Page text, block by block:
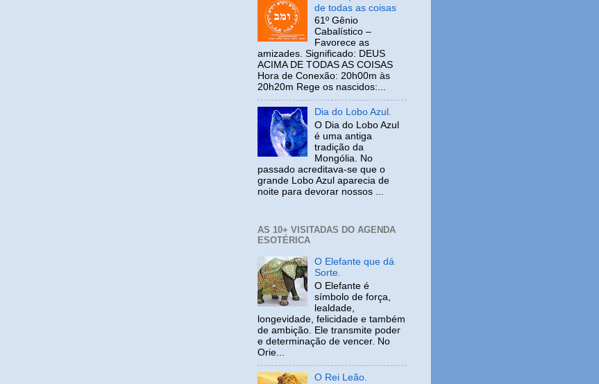
de todas as coisas
61º Gênio
Cabalístico –
Favorece as
amizades. Significado: DEUS
ACIMA DE TODAS AS COISAS
Hora de Conexão: 20h00m às
20h20m Rege os nascidos:...
Dia do Lobo Azul.
O Dia do Lobo Azul
é uma antiga
tradição da
Mongólia. No
passado acreditava-se que o
grande Lobo Azul aparecia de
noite para devorar nossos ...
AS 10+ VISITADAS DO AGENDA
ESOTÉRICA
O Elefante que dá
Sorte.
O Elefante é
símbolo de força,
lealdade,
longevidade, felicidade e também
de ambição. Ele transmite poder
e determinação de vencer. No
Orie...
O Rei Leão.